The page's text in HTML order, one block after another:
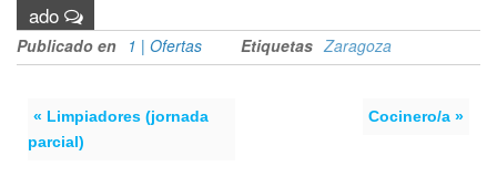
ado
Publicado en 1 | Ofertas Etiquetas Zaragoza
« Limpiadores (jornada
parcial)
Cocinero/a »